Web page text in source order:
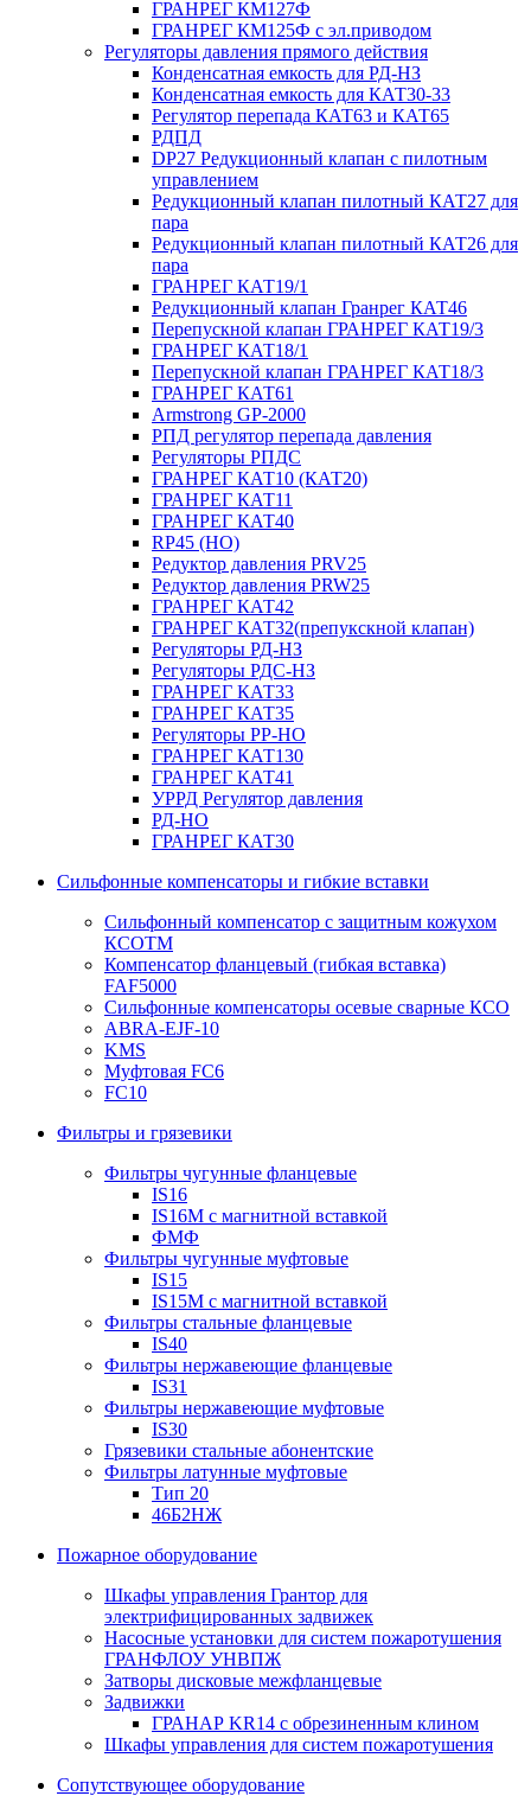
ГРАНРЕГ КМ127Ф
ГРАНРЕГ КМ125Ф с эл.приводом
Регуляторы давления прямого действия
Конденсатная емкость для РД-НЗ
Конденсатная емкость для КАТ30-33
Регулятор перепада КАТ63 и КАТ65
РДПД
DP27 Редукционный клапан с пилотным
управлением
Редукционный клапан пилотный КАТ27 для
пара
Редукционный клапан пилотный КАТ26 для
пара
ГРАНРЕГ КАТ19/1
Редукционный клапан Гранрег КАТ46
Перепускной клапан ГРАНРЕГ КАТ19/3
ГРАНРЕГ КАТ18/1
Перепускной клапан ГРАНРЕГ КАТ18/3
ГРАНРЕГ КАТ61
Armstrong GP-2000
РПД регулятор перепада давления
Регуляторы РПДС
ГРАНРЕГ КАТ10 (КАТ20)
ГРАНРЕГ КАТ11
ГРАНРЕГ КАТ40
RP45 (НО)
Редуктор давления PRV25
Редуктор давления PRW25
ГРАНРЕГ КАТ42
ГРАНРЕГ КАТ32(препукскной клапан)
Регуляторы РД-НЗ
Регуляторы РДС-НЗ
ГРАНРЕГ КАТ33
ГРАНРЕГ КАТ35
Регуляторы РР-НО
ГРАНРЕГ КАТ130
ГРАНРЕГ КАТ41
УРРД Регулятор давления
РД-НО
ГРАНРЕГ КАТ30
Сильфонные компенсаторы и гибкие вставки
Сильфонный компенсатор с защитным кожухом
КСОТM
Компенсатор фланцевый (гибкая вставка)
FAF5000
Сильфонные компенсаторы осевые сварные КСО
ABRA-EJF-10
KMS
Муфтовая FC6
FC10
Фильтры и грязевики
Фильтры чугунные фланцевые
IS16
IS16M с магнитной вставкой
ФМФ
Фильтры чугунные муфтовые
IS15
IS15M c магнитной вставкой
Фильтры стальные фланцевые
IS40
Фильтры нержавеющие фланцевые
IS31
Фильтры нержавеющие муфтовые
IS30
Грязевики стальные абонентские
Фильтры латунные муфтовые
Тип 20
46Б2НЖ
Пожарное оборудование
Шкафы управления Грантор для
электрифицированных задвижек
Насосные установки для систем пожаротушения
ГРАНФЛОУ УНВПЖ
Затворы дисковые межфланцевые
Задвижки
ГРАНАР KR14 с обрезиненным клином
Шкафы управления для систем пожаротушения
Сопутствующее оборудование